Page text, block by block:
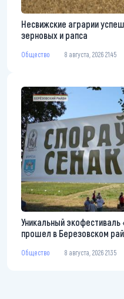
Несвижские аграрии
зерновых и рапса
Общество 8 августа, 2026 21:45
Уникальный
прошел в Березовском
Общество 8 августа, 2026 21:35